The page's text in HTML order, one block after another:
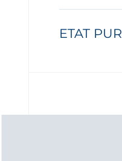
ETAT PUR